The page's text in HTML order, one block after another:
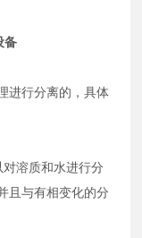
备
行分离的，具体
溶质和水进行分
且与有相变化的分